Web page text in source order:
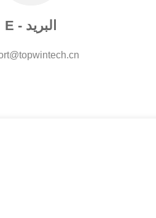
E - البريد